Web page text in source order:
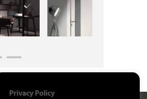
Privacy Policy